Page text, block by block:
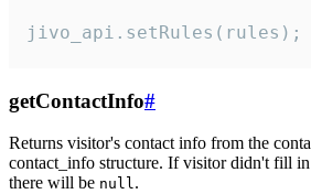
jivo_api.setRules(rules);
getContactInfo#
Returns visitor's contact info from the
contact_info structure. If visitor didn't fill in
there will be null.